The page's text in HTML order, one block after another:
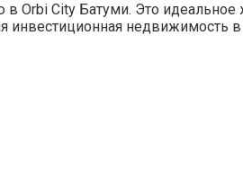
Orbi City Батуми. Это
недвижимость